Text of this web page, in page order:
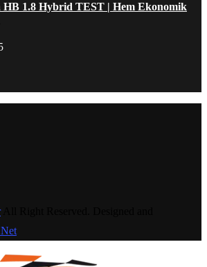
HB 1.8 Hybrid TEST | Hem Ekonomik
All Right Reserved. Designed and